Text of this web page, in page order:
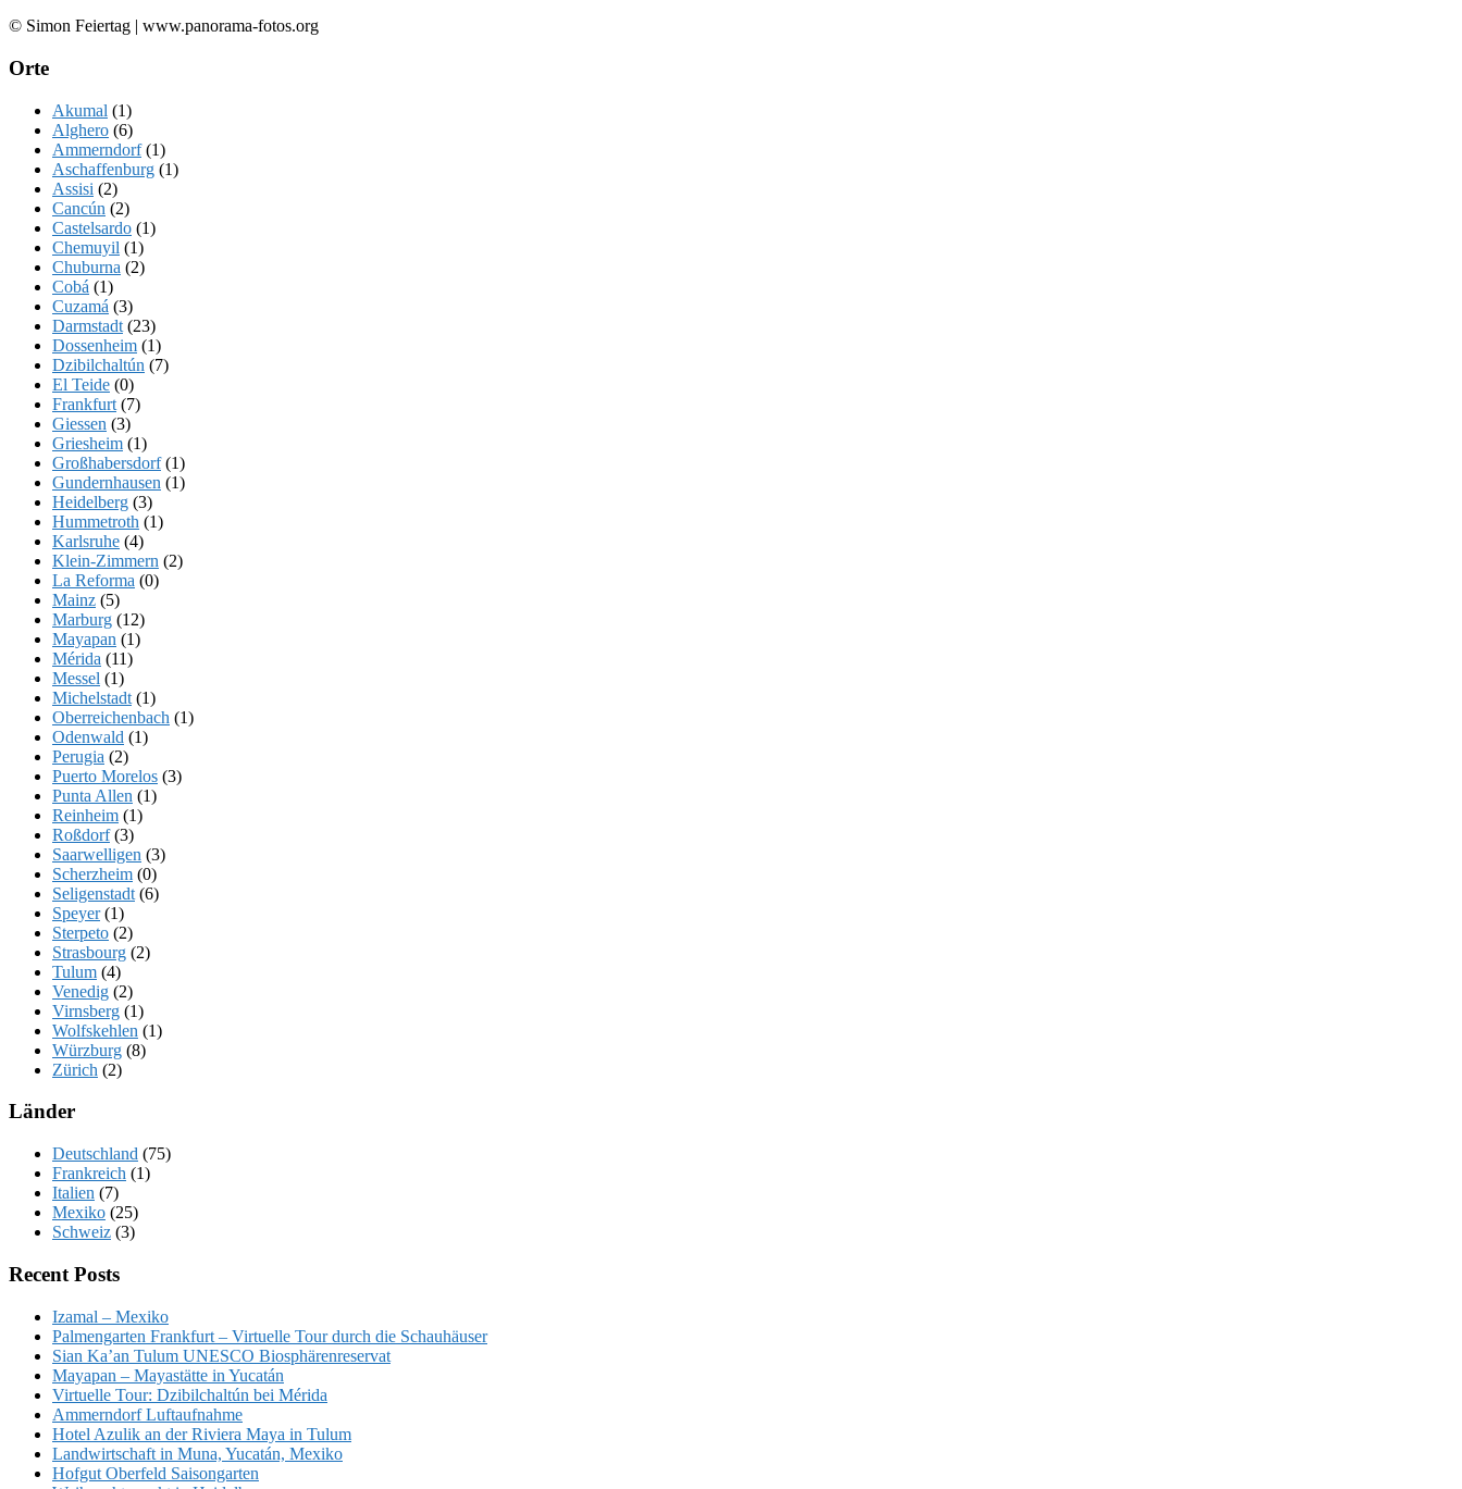
© Simon Feiertag | www.panorama-fotos.org
Orte
Akumal (1)
Alghero (6)
Ammerndorf(1)
Aschaffenburg (1)
Assisi (2)
Cancún (2)
Castelsardo (1)
Chemuyil (1)
Chuburna (2)
Cobá (1)
Cuzamá (3)
Darmstadt (23)
Dossenheim (1)
Dzibilchaltún (7)
El Teide (0)
Frankfurt (7)
Giessen (3)
Griesheim (1)
Großhabersdorf(1)
Gundernhausen (1)
Heidelberg (3)
Hummetroth (1)
Karlsruhe (4)
Klein-Zimmern (2)
La Reforma (0)
Mainz (5)
Marburg (12)
Mayapan (1)
Mérida (11)
Messel (1)
Michelstadt (1)
Oberreichenbach (1)
Odenwald (1)
Perugia (2)
Puerto Morelos (3)
Punta Allen (1)
Reinheim (1)
Roßdorf(3)
Saarwelligen (3)
Scherzheim (0)
Seligenstadt (6)
Speyer(1)
Sterpeto (2)
Strasbourg (2)
Tulum (4)
Venedig (2)
Virnsberg (1)
Wolfskehlen (1)
Würzburg (8)
Zürich (2)
Länder
Deutschland (75)
Frankreich (1)
Italien (7)
Mexiko (25)
Schweiz (3)
Recent Posts
Izamal – Mexiko
Palmengarten Frankfurt – Virtuelle Tour durch die Schauhäuser
Sian Ka’an Tulum UNESCO Biosphärenreservat
Mayapan – Mayastätte in Yucatán
Virtuelle Tour: Dzibilchaltún bei Mérida
Ammerndorf Luftaufnahme
Hotel Azulik an der Riviera Maya in Tulum
Landwirtschaft in Muna, Yucatán, Mexiko
Hofgut Oberfeld Saisongarten